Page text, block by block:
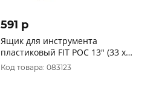
591 p
Ящик для инструмента
пластиковый FIT РОС 13" (33 х
17,5 х 12,5 см) 65500
Код товара: 083123